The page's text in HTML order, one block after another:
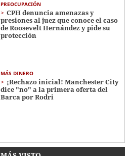
PREOCUPACIÓN
CPH denuncia amenazas y
presiones al juez que conoce el caso
de Roosevelt Hernández y pide su
protección
MÁS DINERO
¡Rechazo inicial! Manchester City
dice "no" a la primera oferta del
Barca por Rodri